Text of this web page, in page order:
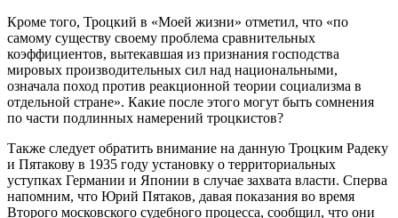
Кроме того, Троцкий в «Моей жизни» отметил, что «по
самому существу своему проблема сравнительных
коэффициентов, вытекавшая из признания господства
мировых производительных сил над национальными,
означала поход против реакционной теории социализма в
отдельной стране». Какие после этого могут быть сомнения
по части подлинных намерений троцкистов?
Также следует обратить внимание на данную Троцким Радеку
и Пятакову в 1935 году установку о территориальных
уступках Германии и Японии в случае захвата власти. Сперва
напомним, что Юрий Пятаков, давая показания во время
Второго московского судебного процесса, сообщил, что они